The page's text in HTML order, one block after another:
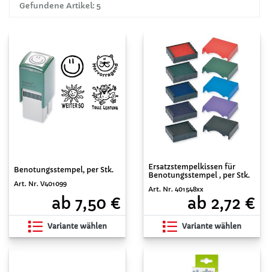
Gefundene Artikel: 5
Benotungsstempel, per Stk.
Art. Nr. V401099
ab 7,50 €
Variante wählen
Ersatzstempelkissen für
Benotungsstempel , per Stk.
Art. Nr. 401548xx
ab 2,72 €
Variante wählen